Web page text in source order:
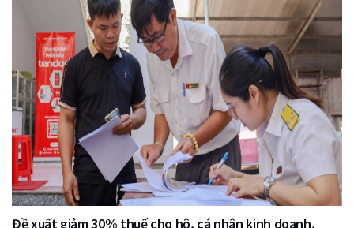
Đề xuất giảm 30% thuế cho hộ, cá nhân kinh doanh,